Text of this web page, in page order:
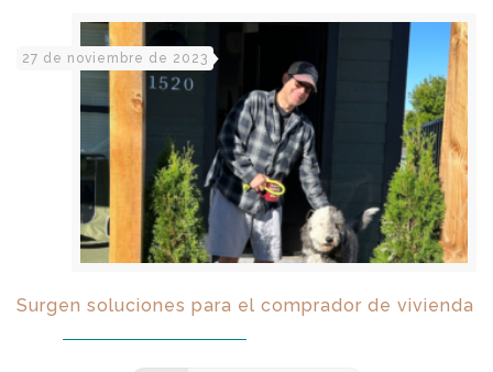
27 de noviembre de 2023
Surgen soluciones para el comprador de vivienda